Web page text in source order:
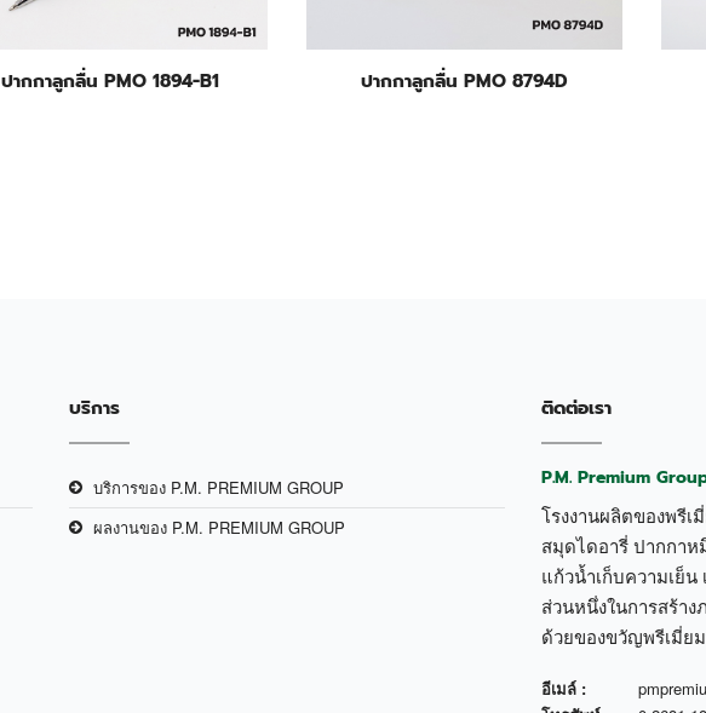
ปากกาลูกลื่น PMO 1894-B1 ปากกาลูกลื่น PMO 8794D
บริการ
บริการของ P.M. PREMIUM GROUP
ผลงานของ P.M. PREMIUM GROUP
ติดต่อเรา
P.M. Premium
โรงงานผลิตของพรี
สมุดไดอารี่ ปากกา
แก้วน้ำเก็บความเย็น
ส่วนหนึ่งในการสร้า
ด้วยของขวัญพรีเมี่ย
อีเมล์ :